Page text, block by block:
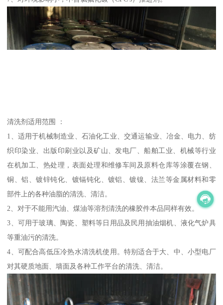
清洗剂适用范围 ：
1、适用于机械制造业、石油化工业、交通运输业、冶金、电力、纺
织印染业、出版印刷业以及矿山、发电厂、船舶工业、机械等行业
在机加工、热处理，表面处理和维修车间及原料仓库等涂覆在钢、
铜、铝、镀锌钝化、镀镉钝化、镀铝、镀镍、法兰等金属材料和零
部件上的各种油脂的清洗、清洁。
2、对于不能用汽油、煤油等溶剂清洗的橡胶件本品同样有效。
3、可用于玻璃、陶瓷、塑料等日用品及民用抽油烟机、液化气炉具
等重油污的清洗。
4、可配合高低压冷热水清洗机使用。特别适合于大、中、小型电厂
对其硬质地面、墙面及各种工作平台的清洗、清洁。